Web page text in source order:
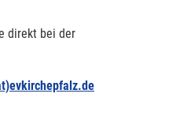
direkt bei der